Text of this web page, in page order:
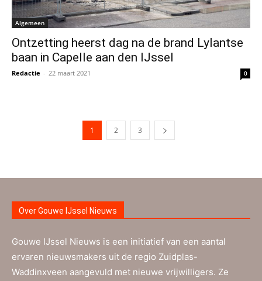
Algemeen
Ontzetting heerst dag na de brand Lylantse
baan in Capelle aan den IJssel
Redactie - 22 maart 2021 0
1 2 3
Over Gouwe IJssel Nieuws
Gouwe IJssel Nieuws is een initiatief van een aantal
ervaren nieuwsmakers uit de regio Zuidplas-
Waddinxveen aangevuld met nieuwe vrijwilligers. Ze